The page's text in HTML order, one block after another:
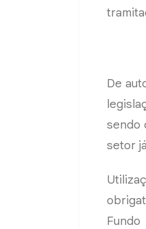
De
sendo
setor